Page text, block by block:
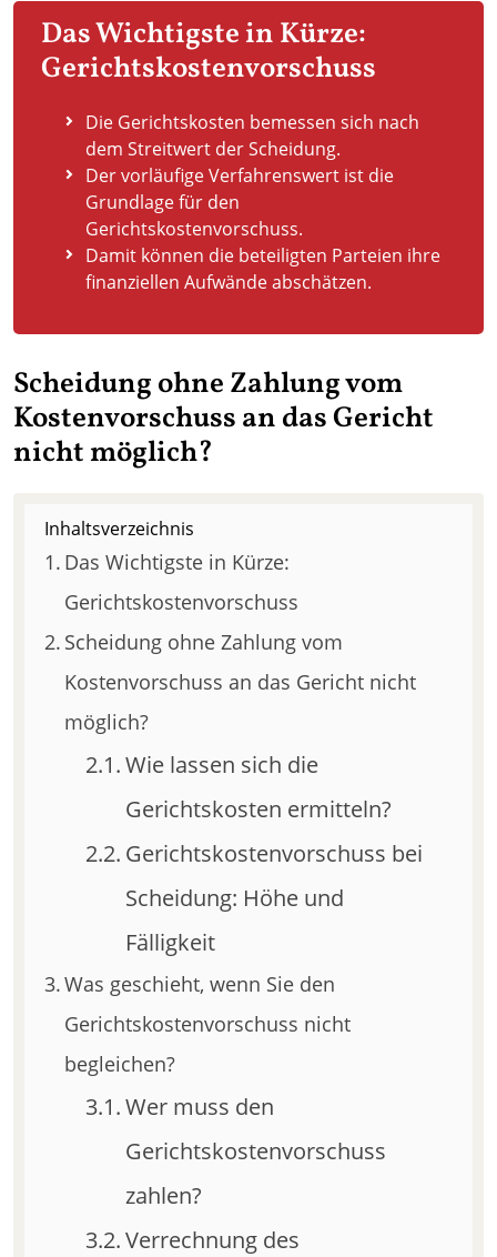
Das Wichtigste in Kürze:
Gerichtskostenvorschuss
Die Gerichtskosten bemessen sich nach
dem Streitwert der Scheidung.
Der vorläufige Verfahrenswert ist die
Grundlage für den
Gerichtskostenvorschuss.
Damit können die beteiligten Parteien ihre
finanziellen Aufwände abschätzen.
Scheidung ohne Zahlung vom
Kostenvorschuss an das Gericht
nicht möglich?
Inhaltsverzeichnis
Das Wichtigste in Kürze:
Gerichtskostenvorschuss
Scheidung ohne Zahlung vom
Kostenvorschuss an das Gericht nicht
möglich?
Wie lassen sich die
Gerichtskosten ermitteln?
Gerichtskostenvorschuss bei
Scheidung: Höhe und
Fälligkeit
Was geschieht, wenn Sie den
Gerichtskostenvorschuss nicht
begleichen?
Wer muss den
Gerichtskostenvorschuss
zahlen?
Verrechnung des